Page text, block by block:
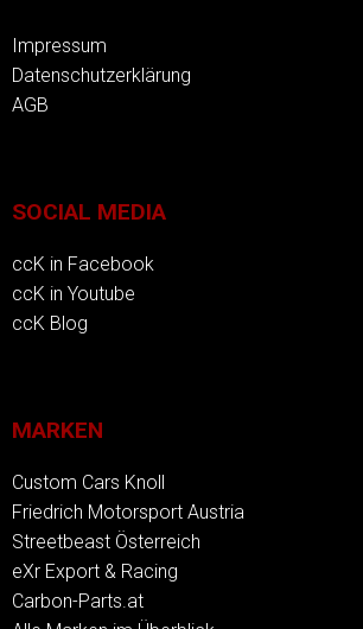
Impressum
Datenschutzerklärung
AGB
SOCIAL MEDIA
ccK in Facebook
ccK in Youtube
ccK Blog
MARKEN
Custom Cars Knoll
Friedrich Motorsport Austria
Streetbeast Österreich
eXr Export & Racing
Carbon-Parts.at